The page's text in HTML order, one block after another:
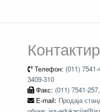
Телефон: (011)
3409-310
Факс: (011) 7541-
E-mail: Продаја